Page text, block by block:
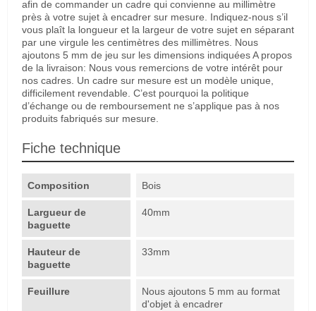
afin de commander un cadre qui convienne au millimètre
près à votre sujet à encadrer sur mesure. Indiquez-nous s’il
vous plaît la longueur et la largeur de votre sujet en séparant
par une virgule les centimètres des millimètres. Nous
ajoutons 5 mm de jeu sur les dimensions indiquées A propos
de la livraison: Nous vous remercions de votre intérêt pour
nos cadres. Un cadre sur mesure est un modèle unique,
difficilement revendable. C’est pourquoi la politique
d’échange ou de remboursement ne s’applique pas à nos
produits fabriqués sur mesure.
Fiche technique
Composition Bois
Largueur de
baguette
40mm
Hauteur de
baguette
33mm
Feuillure
Nous ajoutons 5 mm au format
d'objet à encadrer